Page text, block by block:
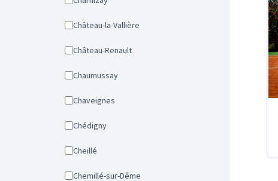
Château-la-Vallière
Château-Renault
Chaumussay
Chaveignes
Chédigny
Cheillé
Chemillé-sur-Dême